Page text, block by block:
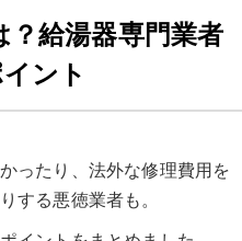
給湯器専門業者
ント
ったり、法外な修理費用を
する悪徳業者も。